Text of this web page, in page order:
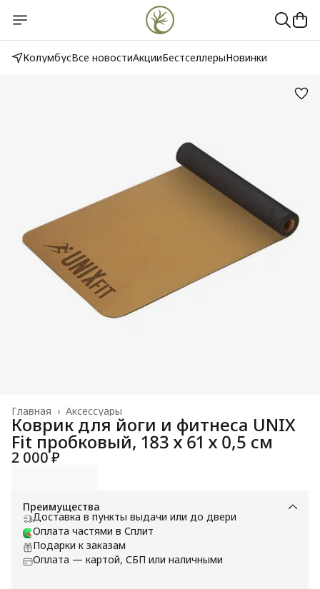
КолумбусВсе новостиАкцииБестселлерыНовинки
Аксессуары
Главная ›
Коврик для йоги и фитнеса UNIX
Fit пробковый, 183 х 61 х 0,5 см
2 000 ₽
Преимущества
Доставка в пункты выдачи или до двери
Оплата частями в Сплит
Подарки к заказам
Оплата — картой, СБП или наличными